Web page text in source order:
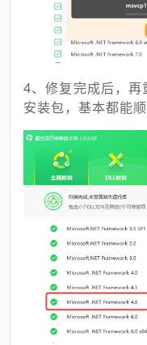
4、修复完成后，
安装包，基本都能顺